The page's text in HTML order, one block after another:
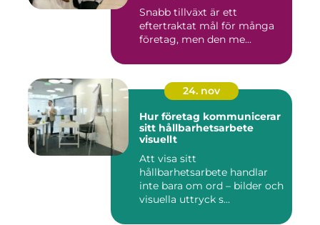
Snabb tillväxt är ett
eftertraktat mål för många
företag, men den me...
24. nov
Hur företag kommunicerar
sitt hållbarhetsarbete
visuellt
Att visa sitt
hållbarhetsarbete handlar
inte bara om ord – bilder och
visuella uttryck s...